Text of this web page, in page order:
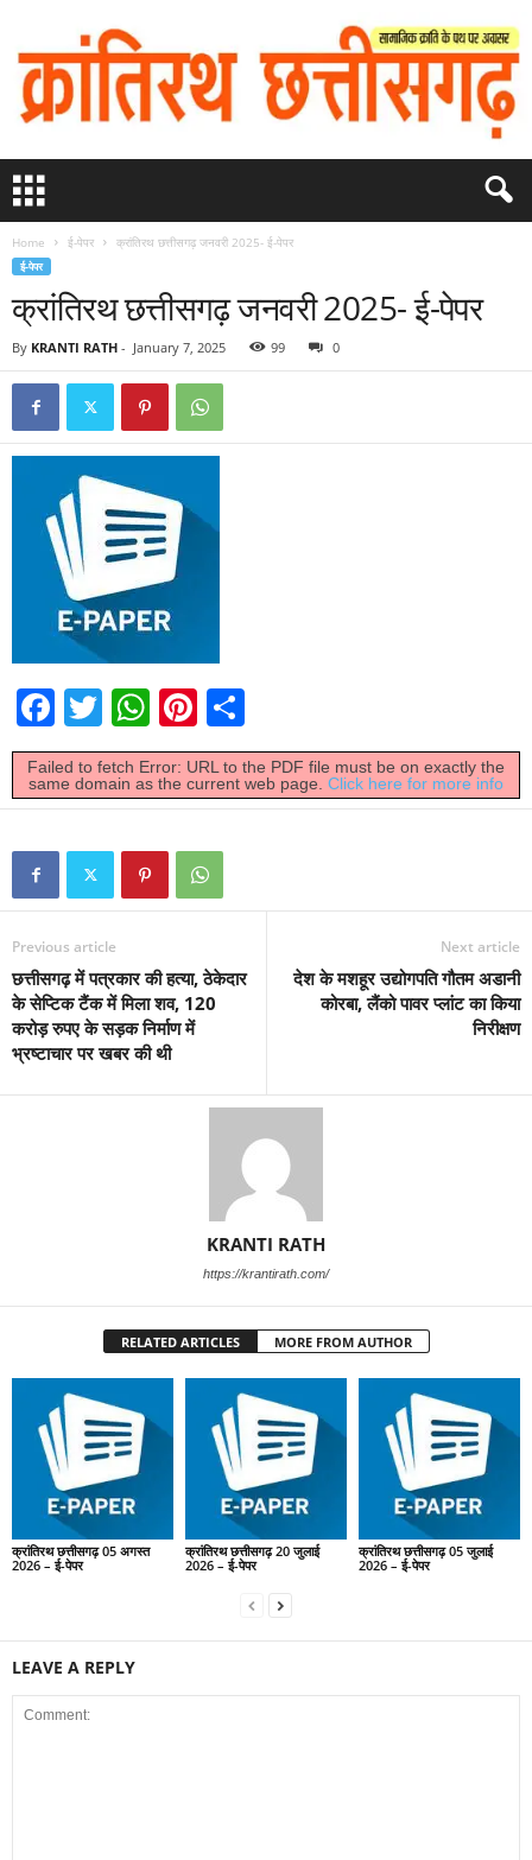
Home ई-पेपर क्रांतिरथ छत्तीसगढ़ जनवरी 2025- ई-पेपर
ई-पेपर
क्रांतिरथ छत्तीसगढ़ जनवरी 2025- ई-पेपर
By KRANTI RATH - January 7, 2025 99 0
F
a
c
e
b
o
o
k
T
wi
tt
er
W
h
at
s
A
p
Pi
nt
er
e
st
h
ar
e
Failed to fetch Error: URL to the PDF file must be on exactly the
same domain as the current web page. Click here for more info
Previous article
छत्तीसगढ़ में पत्रकार की हत्या, ठेकेदार
के सेप्टिक टैंक में मिला शव, 120
करोड़ रुपए के सड़क निर्माण में
भ्रष्टाचार पर खबर की थी
Next article
देश के मशहूर उद्योगपति गौतम अडानी
कोरबा, लैंको पावर प्लांट का किया
निरीक्षण
KRANTI RATH
https://krantirath.com/
RELATED ARTICLES MORE FROM AUTHOR
क्रांतिरथ छत्तीसगढ़ 05 अगस्त
2026 – ई-पेपर
क्रांतिरथ छत्तीसगढ़ 20 जुलाई
2026 – ई-पेपर
क्रांतिरथ छत्तीसगढ़ 05 जुलाई
2026 – ई-पेपर
LEAVE A REPLY